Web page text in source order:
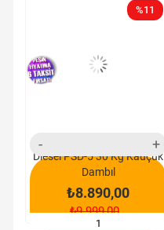
Diesel PSD-5 30 Kg Kauçuk
Dambıl
₺8.890,00
₺9.999,00
SEPETE EKLE
%11
yeni
ürün